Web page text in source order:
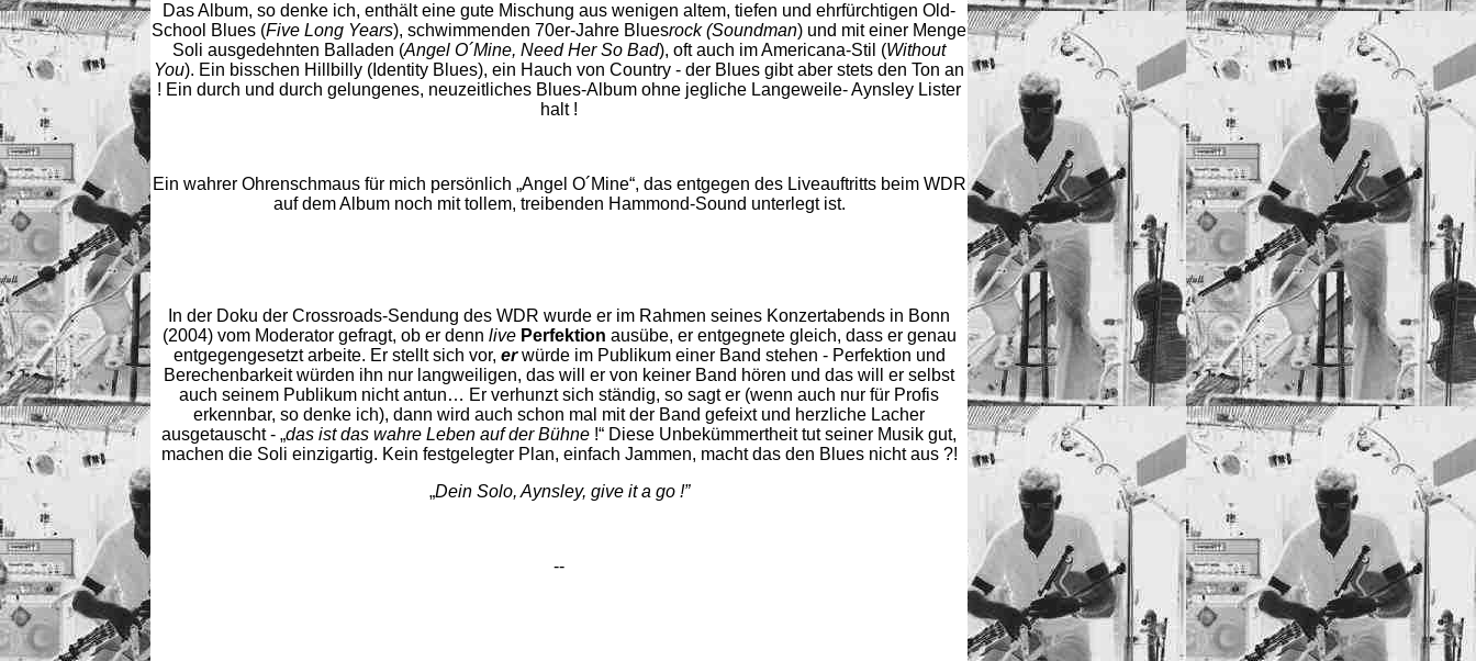
Das Album, so denke ich, enthält eine gute Mischung aus wenigen altem, tiefen und ehrfürchtigen Old-
School Blues (Five Long Years), schwimmenden 70er-Jahre Bluesrock (Soundman) und mit einer Menge
Soli ausgedehnten Balladen (Angel O´Mine, Need Her So Bad), oft auch im Americana-Stil (Without
You). Ein bisschen Hillbilly (Identity Blues), ein Hauch von Country - der Blues gibt aber stets den Ton an
! Ein durch und durch gelungenes, neuzeitliches Blues-Album ohne jegliche Langeweile- Aynsley Lister
halt !
Ein wahrer Ohrenschmaus für mich persönlich „Angel O´Mine“, das entgegen des Liveauftritts beim WDR
auf dem Album noch mit tollem, treibenden Hammond-Sound unterlegt ist.
In der Doku der Crossroads-Sendung des WDR wurde er im Rahmen seines Konzertabends in Bonn
(2004) vom Moderator gefragt, ob er denn live Perfektion ausübe, er entgegnete gleich, dass er genau
entgegengesetzt arbeite. Er stellt sich vor, er würde im Publikum einer Band stehen - Perfektion und
Berechenbarkeit würden ihn nur langweiligen, das will er von keiner Band hören und das will er selbst
auch seinem Publikum nicht antun… Er verhunzt sich ständig, so sagt er (wenn auch nur für Profis
erkennbar, so denke ich), dann wird auch schon mal mit der Band gefeixt und herzliche Lacher
ausgetauscht - „das ist das wahre Leben auf der Bühne !“ Diese Unbekümmertheit tut seiner Musik gut,
machen die Soli einzigartig. Kein festgelegter Plan, einfach Jammen, macht das den Blues nicht aus ?!
„Dein Solo, Aynsley, give it a go !”
--